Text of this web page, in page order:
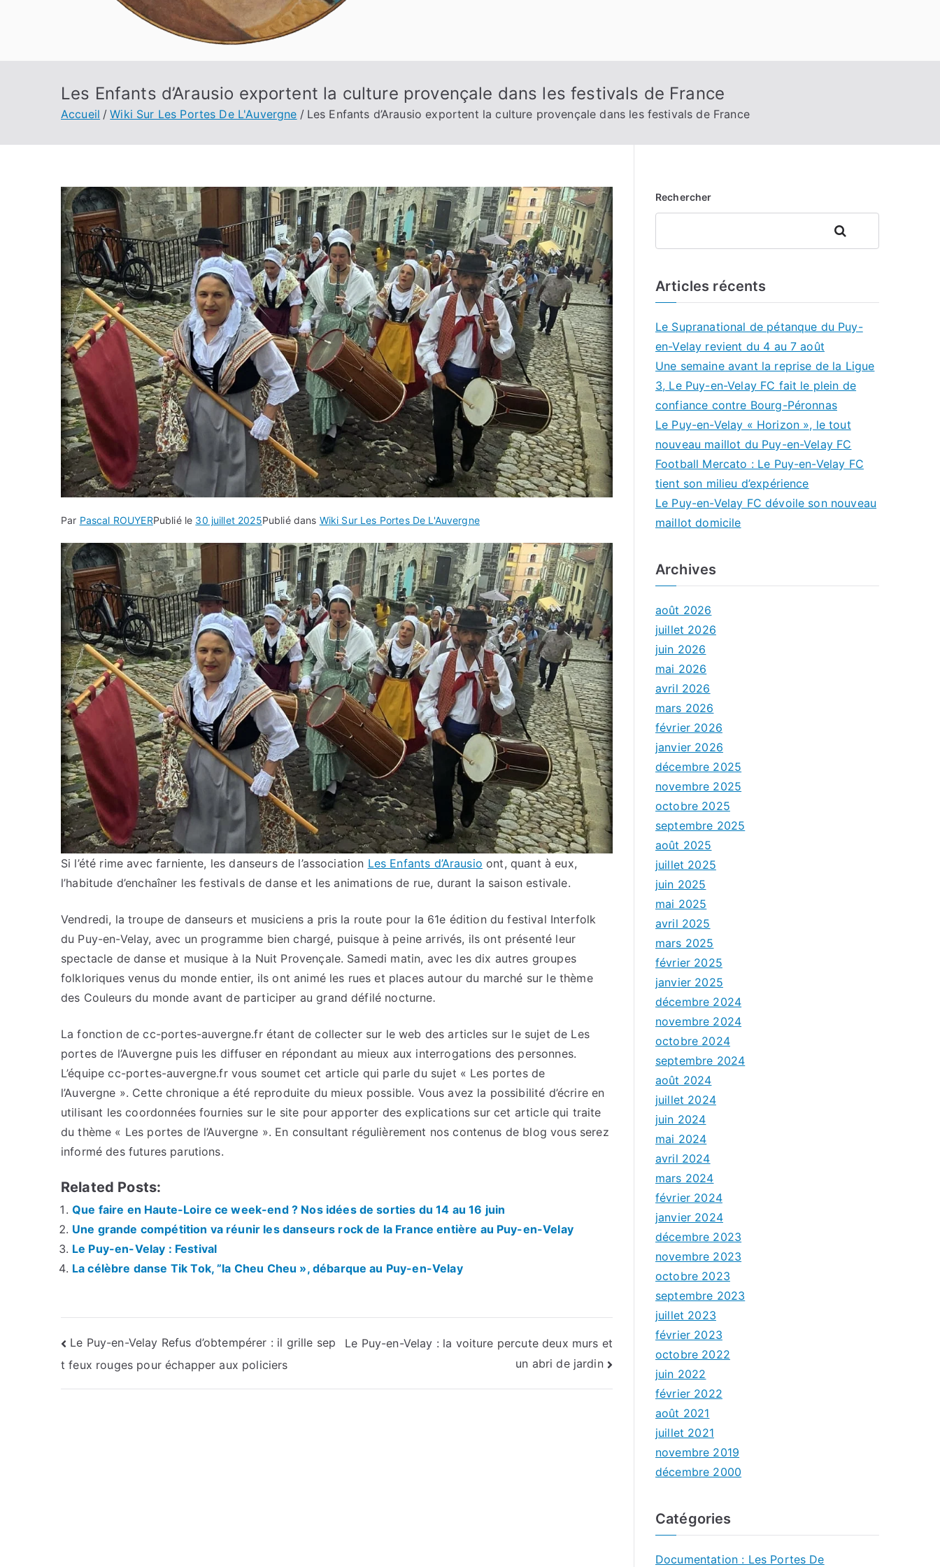
Les Enfants d’Arausio exportent la culture provençale dans les festivals de France
Accueil Wiki Sur Les Portes De L'Auvergne Les Enfants d’Arausio exportent la culture provençale dans les festivals de France
Par Pascal ROUYERPublié le 30 juillet 2025Publié dans Wiki Sur Les Portes De L'Auvergne
Si l’été rime avec farniente, les danseurs de l’association Les Enfants d’Arausio ont, quant à eux,
l’habitude d’enchaîner les festivals de danse et les animations de rue, durant la saison estivale.
Vendredi, la troupe de danseurs et musiciens a pris la route pour la 61e édition du festival Interfolk
du Puy-en-Velay, avec un programme bien chargé, puisque à peine arrivés, ils ont présenté leur
spectacle de danse et musique à la Nuit Provençale. Samedi matin, avec les dix autres groupes
folkloriques venus du monde entier, ils ont animé les rues et places autour du marché sur le thème
des Couleurs du monde avant de participer au grand défilé nocturne.
La fonction de cc-portes-auvergne.fr étant de collecter sur le web des articles sur le sujet de Les
portes de l’Auvergne puis les diffuser en répondant au mieux aux interrogations des personnes.
L’équipe cc-portes-auvergne.fr vous soumet cet article qui parle du sujet « Les portes de
l’Auvergne ». Cette chronique a été reproduite du mieux possible. Vous avez la possibilité d’écrire en
utilisant les coordonnées fournies sur le site pour apporter des explications sur cet article qui traite
du thème « Les portes de l’Auvergne ». En consultant régulièrement nos contenus de blog vous serez
informé des futures parutions.
Related Posts:
Que faire en Haute-Loire ce week-end ? Nos idées de sorties du 14 au 16 juin
Une grande compétition va réunir les danseurs rock de la France entière au Puy-en-Velay
Le Puy-en-Velay : Festival
La célèbre danse Tik Tok, ”la Cheu Cheu », débarque au Puy-en-Velay
Navigation
de
Le Puy-en-Velay Refus d’obtempérer : il grille sep
t feux rouges pour échapper aux policiers
Le Puy-en-Velay : la voiture percute deux murs et
un abri de jardin
Rechercher
Rechercher
Articles récents
Le Supranational de pétanque du Puy-
en-Velay revient du 4 au 7 août
Une semaine avant la reprise de la Ligue
3, Le Puy-en-Velay FC fait le plein de
confiance contre Bourg-Péronnas
Le Puy-en-Velay « Horizon », le tout
nouveau maillot du Puy-en-Velay FC
Football Mercato : Le Puy-en-Velay FC
tient son milieu d’expérience
Le Puy-en-Velay FC dévoile son nouveau
maillot domicile
Archives
août 2026
juillet 2026
juin 2026
mai 2026
avril 2026
mars 2026
février 2026
janvier 2026
décembre 2025
novembre 2025
octobre 2025
septembre 2025
août 2025
juillet 2025
juin 2025
mai 2025
avril 2025
mars 2025
février 2025
janvier 2025
décembre 2024
novembre 2024
octobre 2024
septembre 2024
août 2024
juillet 2024
juin 2024
mai 2024
avril 2024
mars 2024
février 2024
janvier 2024
décembre 2023
novembre 2023
octobre 2023
septembre 2023
juillet 2023
février 2023
octobre 2022
juin 2022
février 2022
août 2021
juillet 2021
novembre 2019
décembre 2000
Catégories
Documentation : Les Portes De